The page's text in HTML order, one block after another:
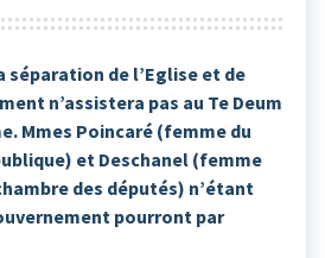
séparation de l’Eglise et de
n’assistera pas au Te Deum
Mmes Poincaré (femme du
et Deschanel (femme
des députés) n’étant
pourront par